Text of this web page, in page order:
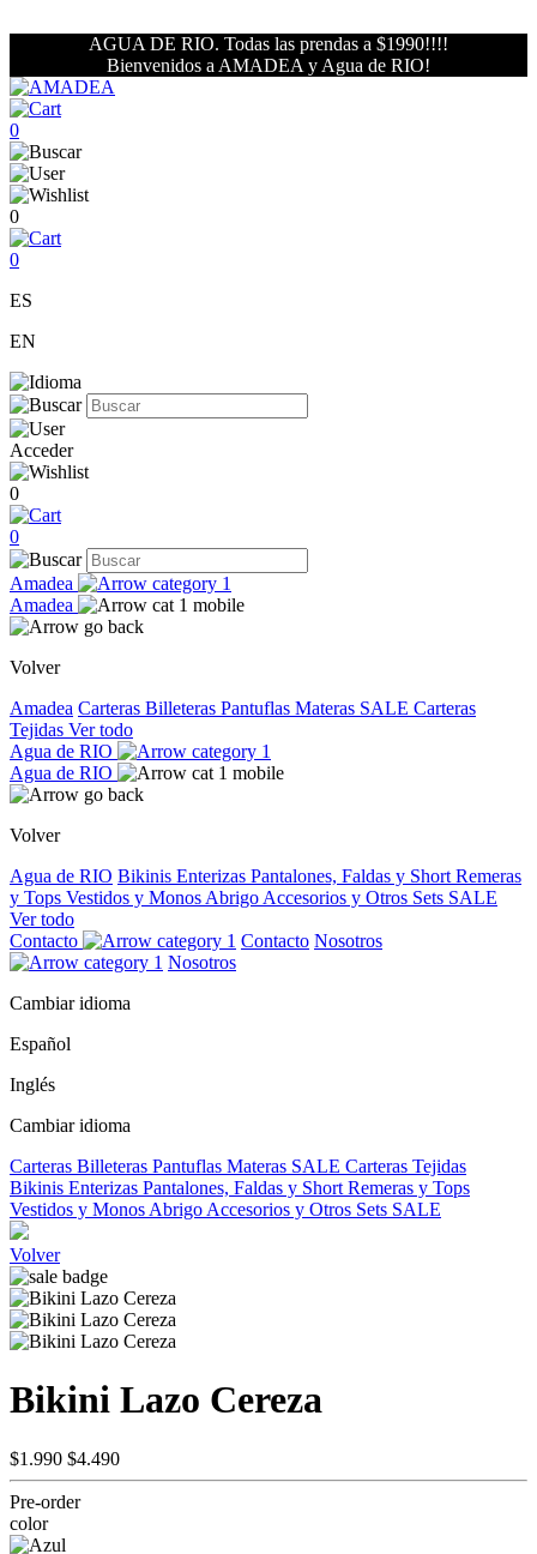
AGUA DE RIO. Todas las prendas a $1990!!!!
Bienvenidos a AMADEA y Agua de RIO!
0
0
0
ES
EN
Acceder
0
0
Amadea
Amadea
Volver
Amadea Carteras Billeteras Pantuflas Materas SALE Carteras
Tejidas Ver todo
Agua de RIO
Agua de RIO
Volver
Agua de RIO Bikinis Enterizas Pantalones, Faldas y Short Remeras
y Tops Vestidos y Monos Abrigo Accesorios y Otros Sets SALE
Ver todo
Contacto
Contacto Nosotros
Nosotros
Cambiar idioma
Español
Inglés
Cambiar idioma
Carteras Billeteras Pantuflas Materas SALE Carteras Tejidas
Bikinis Enterizas Pantalones, Faldas y Short Remeras y Tops
Vestidos y Monos Abrigo Accesorios y Otros Sets SALE
Volver
Bikini Lazo Cereza
$1.990 $4.490
Pre-order
color